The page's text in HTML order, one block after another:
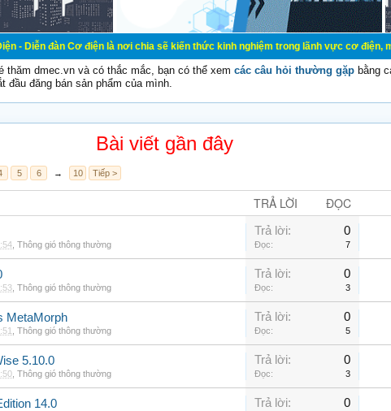
Cơ điện là nơi chia sẽ kiến thức kinh nghiệm trong lãnh vực cơ điện, mua
thăm dmec.vn và có thắc mắc, bạn có thể xem các câu hỏi thường gặp bằng
đầu đăng bán sản phẩm của mình.
Bài viết gần đây
5 6 → 10 Tiếp >
TRẢ LỜI ĐỌC
Thông gió thông thường
Trả lời: 0
Đọc: 7
Thông gió thông thường
Trả lời: 0
Đọc: 3
MetaMorph
Thông gió thông thường
Trả lời: 0
Đọc: 5
5.10.0
Thông gió thông thường
Trả lời: 0
Đọc: 3
14.0 Trả lời: 0